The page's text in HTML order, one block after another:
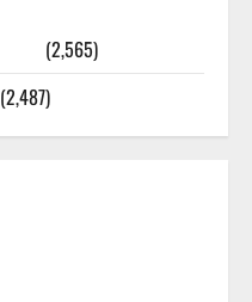
(2,565)
(2,487)